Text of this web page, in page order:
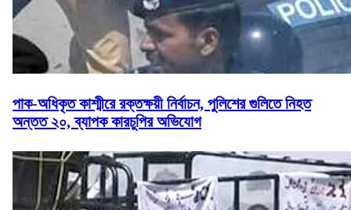
পাক-অধিকৃত কাশ্মীরে রক্তক্ষয়ী নির্বাচন, পুলিশের গুলিতে নিহত
অন্তত ২০, ব্যাপক কারচুপির অভিযোগ